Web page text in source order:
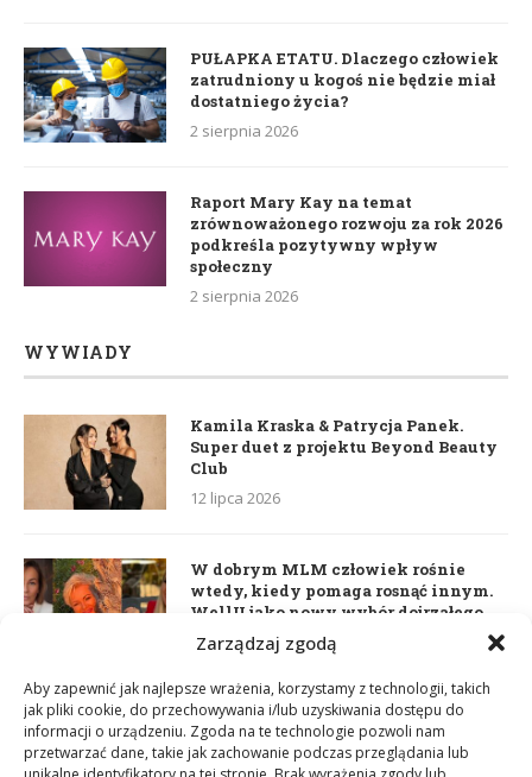
Zarządzaj zgodą
Aby zapewnić jak najlepsze wrażenia, korzystamy z technologii, takich
jak pliki cookie, do przechowywania i/lub uzyskiwania dostępu do
informacji o urządzeniu. Zgoda na te technologie pozwoli nam
przetwarzać dane, takie jak zachowanie podczas przeglądania lub
PUŁAPKA ETATU. Dlaczego człowiek
zatrudniony u kogoś nie będzie miał
dostatniego życia?
2 sierpnia 2026
Raport Mary Kay na temat
zrównoważonego rozwoju za rok 2026
podkreśla pozytywny wpływ
społeczny
2 sierpnia 2026
WYWIADY
Kamila Kraska & Patrycja Panek.
Super duet z projektu Beyond Beauty
Club
12 lipca 2026
W dobrym MLM człowiek rośnie
wtedy, kiedy pomaga rosnąć innym.
WellU jako nowy wybór dojrzałego
lidera
Daria Dudzik. Kocham Cię
17 kwietnia 2026